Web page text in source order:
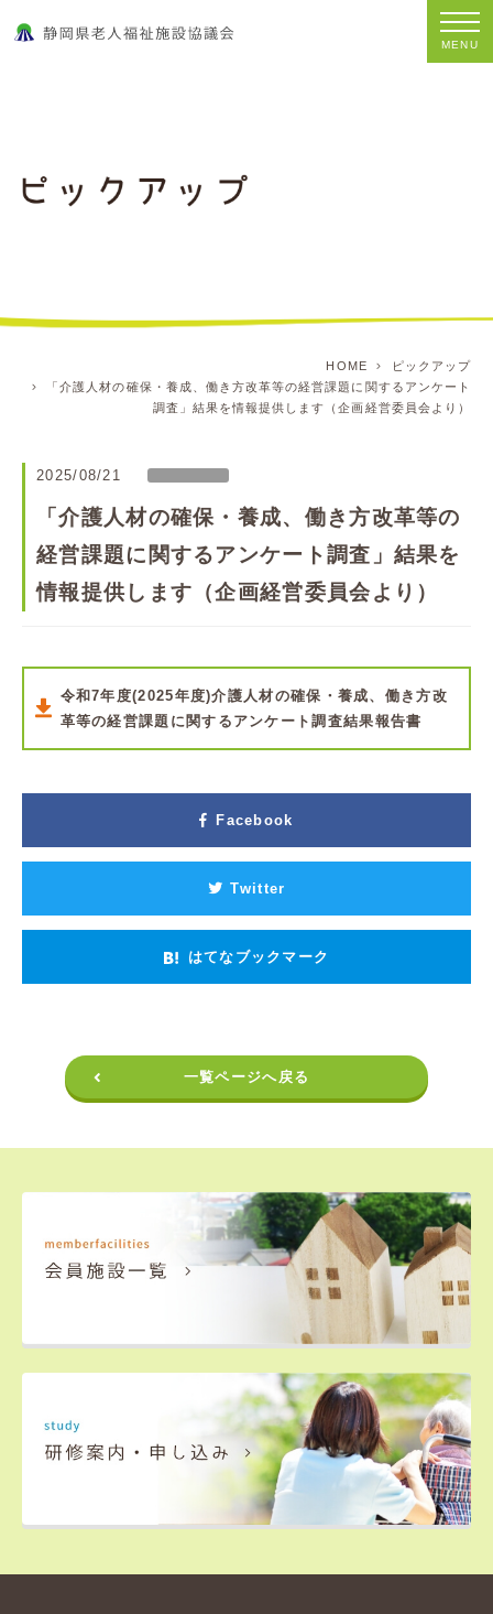
MENU
HOME
ピックアップ
「介護人材の確保・養成、働き方改革等の経営課題に関するアンケート
調査」結果を情報提供します（企画経営委員会より）
2025/08/21
「介護人材の確保・養成、働き方改革等の
経営課題に関するアンケート調査」結果を
情報提供します（企画経営委員会より）
令和7年度(2025年度)介護人材の確保・養成、働き方改
革等の経営課題に関するアンケート調査結果報告書
Facebook
Twitter
はてなブックマーク
一覧ページへ戻る